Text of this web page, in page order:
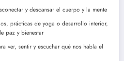
y descansar el cuerpo y la mente
prácticas de yoga o desarrollo interior,
paz y bienestar
ver, sentir y escuchar qué nos habla el